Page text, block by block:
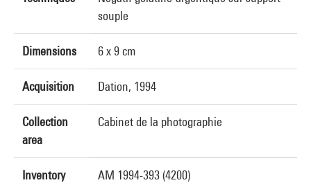
souple
Dimensions 6 x 9 cm
Acquisition Dation, 1994
Collection
area
Cabinet de la photographie
Inventory
AM 1994-393 (4200)